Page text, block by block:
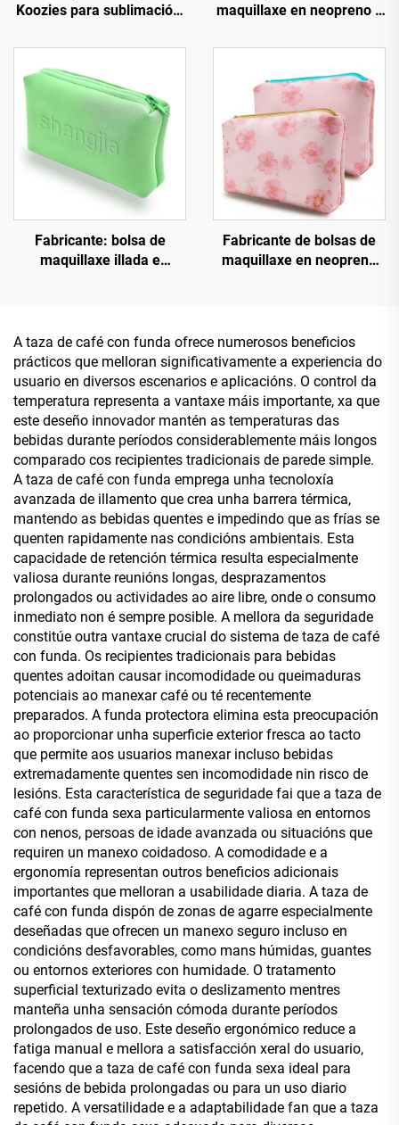
Koozies para sublimación,
botellas de cervexa,
fundas refrescantes para
botellas con cremalleira
maquillaxe en neopreno e
relieve e impermeable,
bolsas de viaxe para
cosméticos e organizador
de maquillaxe de luxo
Fabricante: bolsa de
maquillaxe illada e
para nadar, con
cremalleira.
Fabricante de bolsas de
maquillaxe en neopreno
produtos de maquillaxe.
Organizador estanco para
artigos de tocador, ideal
para viaxes.
A taza de café con funda ofrece numerosos beneficios
prácticos que melloran significativamente a experiencia do
usuario en diversos escenarios e aplicacións. O control da
temperatura representa a vantaxe máis importante, xa que
este deseño innovador mantén as temperaturas das
bebidas durante períodos considerablemente máis longos
comparado cos recipientes tradicionais de parede simple.
A taza de café con funda emprega unha tecnoloxía
avanzada de illamento que crea unha barrera térmica,
mantendo as bebidas quentes e impedindo que as frías se
quenten rapidamente nas condicións ambientais. Esta
capacidade de retención térmica resulta especialmente
valiosa durante reunións longas, desprazamentos
prolongados ou actividades ao aire libre, onde o consumo
inmediato non é sempre posible. A mellora da seguridade
constitúe outra vantaxe crucial do sistema de taza de café
con funda. Os recipientes tradicionais para bebidas
quentes adoitan causar incomodidade ou queimaduras
potenciais ao manexar café ou té recentemente
preparados. A funda protectora elimina esta preocupación
ao proporcionar unha superficie exterior fresca ao tacto
que permite aos usuarios manexar incluso bebidas
extremadamente quentes sen incomodidade nin risco de
lesións. Esta característica de seguridade fai que a taza de
café con funda sexa particularmente valiosa en entornos
con nenos, persoas de idade avanzada ou situacións que
requiren un manexo coidadoso. A comodidade e a
ergonomía representan outros beneficios adicionais
importantes que melloran a usabilidade diaria. A taza de
café con funda dispón de zonas de agarre especialmente
deseñadas que ofrecen un manexo seguro incluso en
condicións desfavorables, como mans húmidas, guantes
ou entornos exteriores con humidade. O tratamento
superficial texturizado evita o deslizamento mentres
manteña unha sensación cómoda durante períodos
prolongados de uso. Este deseño ergonómico reduce a
fatiga manual e mellora a satisfacción xeral do usuario,
facendo que a taza de café con funda sexa ideal para
sesións de bebida prolongadas ou para un uso diario
repetido. A versatilidade e a adaptabilidade fan que a taza